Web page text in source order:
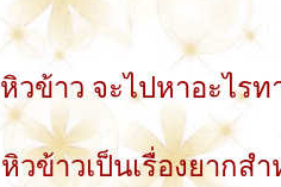
หิวข้าว จะไปหาอะไร
หิวข้าวเป็นเรื่องยากส